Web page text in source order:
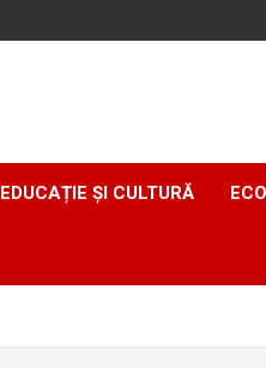
EDUCAȚIE ȘI CULTURĂ